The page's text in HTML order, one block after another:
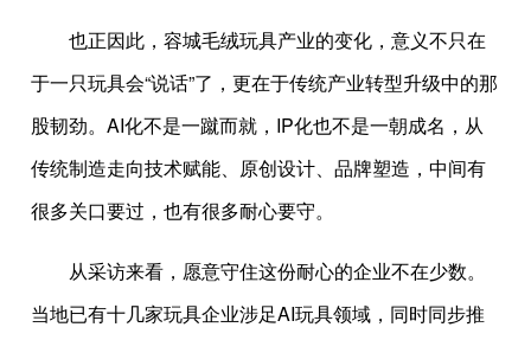
也正因此，容城毛绒玩具产业的变化，意义不只在
于一只玩具会“说话”了，更在于传统产业转型升级中的那
股韧劲。AI化不是一蹴而就，IP化也不是一朝成名，从
传统制造走向技术赋能、原创设计、品牌塑造，中间有
很多关口要过，也有很多耐心要守。
从采访来看，愿意守住这份耐心的企业不在少数。
当地已有十几家玩具企业涉足AI玩具领域，同时同步推